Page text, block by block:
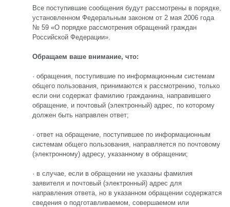
Все поступившие сообщения будут рассмотрены в порядке,
установленном Федеральным законом от 2 мая 2006 года
№ 59 «О порядке рассмотрения обращений граждан
Российской Федерации».
Обращаем ваше внимание, что:
· обращения, поступившие по информационным системам
общего пользования, принимаются к рассмотрению, только
если они содержат фамилию гражданина, направившего
обращение, и почтовый (электронный) адрес, по которому
должен быть направлен ответ;
· ответ на обращение, поступившее по информационным
системам общего пользования, направляется по почтовому
(электронному) адресу, указанному в обращении;
· в случае, если в обращении не указаны фамилия
заявителя и почтовый (электронный) адрес для
направления ответа, но в указанном обращении содержатся
сведения о подготавливаемом, совершаемом или